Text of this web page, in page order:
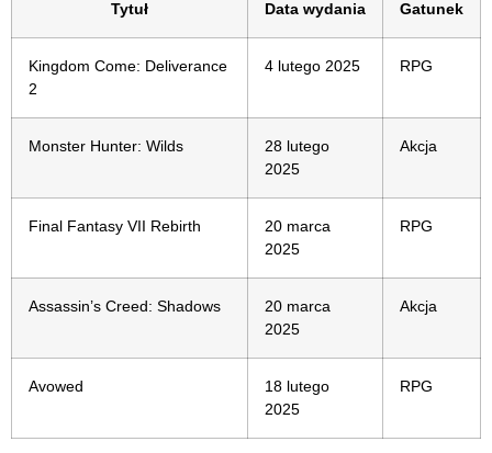
Tytuł Data wydania Gatunek
Kingdom Come: Deliverance
2
4 lutego 2025 RPG
Monster Hunter: Wilds
28 lutego
2025
Akcja
Final Fantasy VII Rebirth
20 marca
2025
RPG
Assassin’s Creed: Shadows
20 marca
2025
Akcja
Avowed
18 lutego
2025
RPG